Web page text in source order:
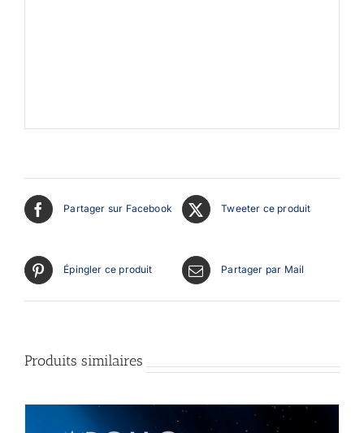
Partager sur Facebook Tweeter ce produit
Épingler ce produit Partager par Mail
Produits similaires